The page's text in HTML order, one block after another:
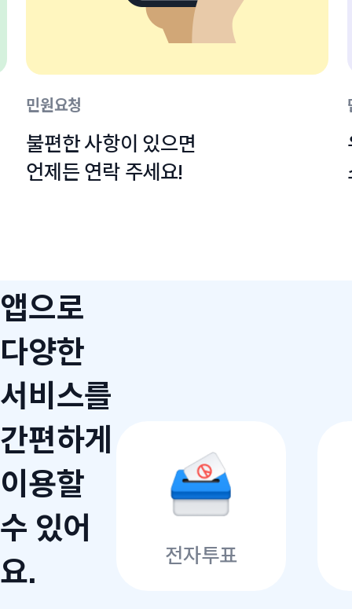
민원요청
불편한 사항이 있으면
언제든 연락 주세요!
앱으로
다양한
서비스를
간편하게
이용할
수 있어
요.
전자투표